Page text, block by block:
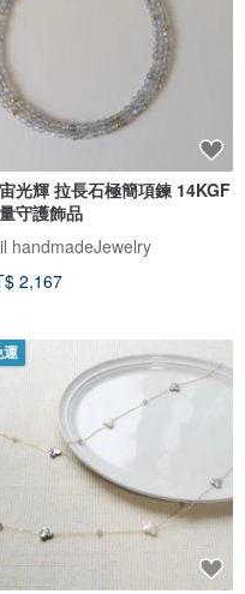
光輝 拉長石極簡項鍊 14KGF
守護飾品
handmadeJewelry
2,167
運